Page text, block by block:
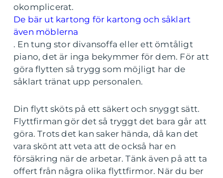
okomplicerat.
De bär ut kartong för kartong och såklart
även möblerna
. En tung stor divansoffa eller ett ömtåligt
piano, det är inga bekymmer för dem. För att
göra flytten så trygg som möjligt har de
såklart tränat upp personalen.
Din flytt sköts på ett säkert och snyggt sätt.
Flyttfirman gör det så tryggt det bara går att
göra. Trots det kan saker hända, då kan det
vara skönt att veta att de också har en
försäkring när de arbetar. Tänk även på att ta
offert från några olika flyttfirmor. När du ber